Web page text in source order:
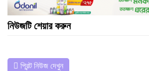
নিউজটি শেয়ার করুন
প্রিন্ট নিউজ দেখুন